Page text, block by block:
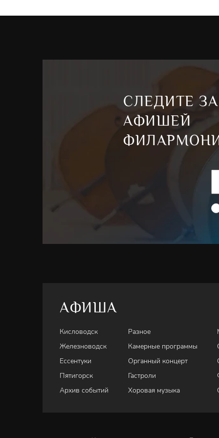
Съёмочная группа –Нонна Садуллаева, Виктор
гости Грицацуевой на свадьбе, модели, бомжи,
СЛЕДИТЕ ЗА
АФИШЕЙ
АФИША
Кисловодск
Железноводск
Ессентуки
Пятигорск
Архив событий
Разное
Камерные программы
Органный концерт
Гастроли
Хоровая музыка